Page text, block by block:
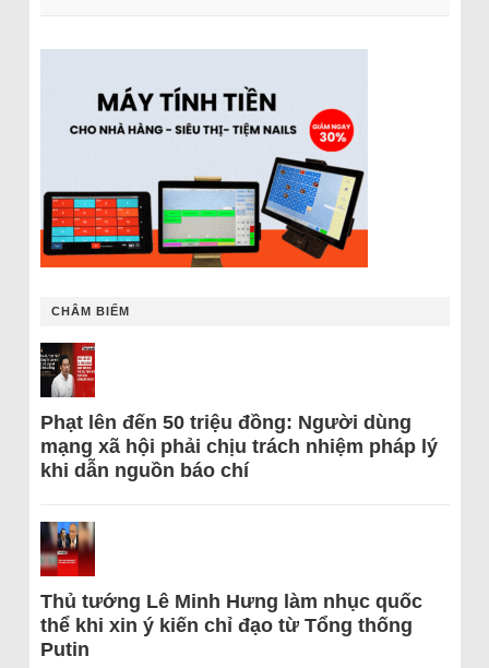
CHÂM BIẾM
Phạt lên đến 50 triệu đồng: Người dùng
mạng xã hội phải chịu trách nhiệm pháp lý
khi dẫn nguồn báo chí
Thủ tướng Lê Minh Hưng làm nhục quốc
thể khi xin ý kiến chỉ đạo từ Tổng thống
Putin